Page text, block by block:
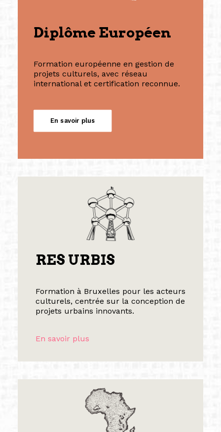
Diplôme Européen
Formation européenne en gestion de
projets culturels, avec réseau
international et certification reconnue.
En savoir plus
RES URBIS
Formation à Bruxelles pour les acteurs
culturels, centrée sur la conception de
projets urbains innovants.
En savoir plus